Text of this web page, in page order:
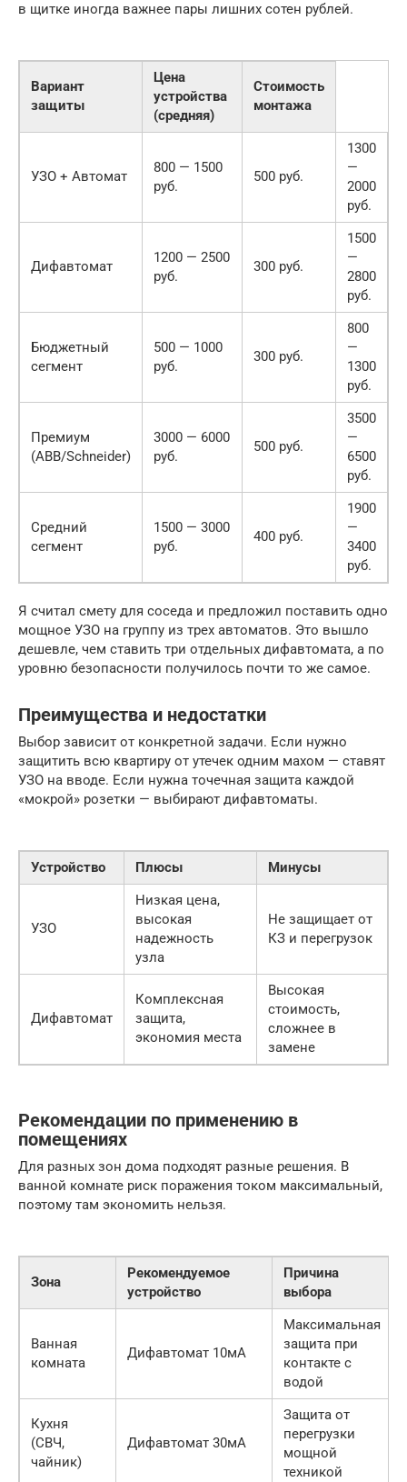
в щитке иногда важнее пары лишних сотен рублей.
Вариант
защиты
Цена
устройства
(средняя)
Стоимость
монтажа
УЗО + Автомат
800 — 1500
руб.
500 руб.
1300
—
2000
руб.
Дифавтомат
1200 — 2500
руб.
300 руб.
1500
—
2800
руб.
Бюджетный
сегмент
500 — 1000
руб.
300 руб.
800
—
1300
руб.
Премиум
(ABB/Schneider)
3000 — 6000
руб.
500 руб.
3500
—
6500
руб.
Средний
сегмент
1500 — 3000
руб.
400 руб.
1900
—
3400
руб.
Я считал смету для соседа и предложил поставить одно
мощное УЗО на группу из трех автоматов. Это вышло
дешевле, чем ставить три отдельных дифавтомата, а по
уровню безопасности получилось почти то же самое.
Преимущества и недостатки
Выбор зависит от конкретной задачи. Если нужно
защитить всю квартиру от утечек одним махом — ставят
УЗО на вводе. Если нужна точечная защита каждой
«мокрой» розетки — выбирают дифавтоматы.
Устройство Плюсы Минусы
УЗО
Низкая цена,
высокая
надежность
узла
Не защищает от
КЗ и перегрузок
Дифавтомат
Комплексная
защита,
экономия места
Высокая
стоимость,
сложнее в
замене
Рекомендации по применению в
помещениях
Для разных зон дома подходят разные решения. В
ванной комнате риск поражения током максимальный,
поэтому там экономить нельзя.
Зона
Рекомендуемое
устройство
Причина
выбора
Ванная
комната
Дифавтомат 10мА
Максимальная
защита при
контакте с
водой
Кухня
(СВЧ,
чайник)
Дифавтомат 30мА
Защита от
перегрузки
мощной
техникой